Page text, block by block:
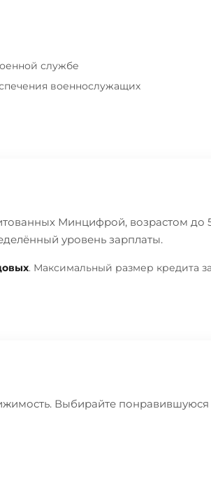
службе
военнослужащих
Минцифрой, возрастом до
уровень зарплаты.
. Максимальный размер кредита
Выбирайте понравившуюся